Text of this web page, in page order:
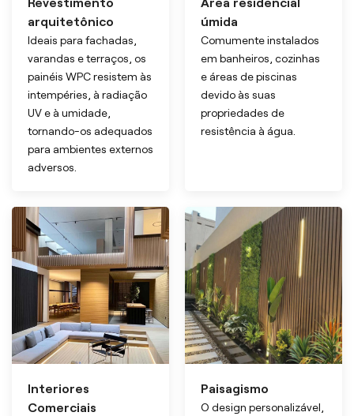
Revestimento
arquitetônico
Ideais para fachadas,
varandas e terraços, os
painéis WPC resistem às
intempéries, à radiação
UV e à umidade,
tornando-os adequados
para ambientes externos
adversos.
Área residencial
úmida
Comumente instalados
em banheiros, cozinhas
e áreas de piscinas
devido às suas
propriedades de
resistência à água.
Interiores
Comerciais
Paisagismo
O design personalizável,